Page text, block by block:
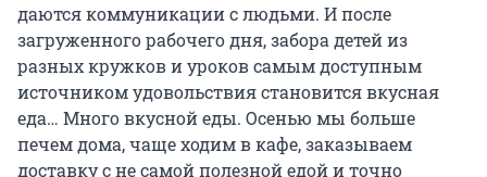
даются коммуникации с людьми. И после
загруженного рабочего дня, забора детей из
разных кружков и уроков самым доступным
источником удовольствия становится вкусная
еда… Много вкусной еды. Осенью мы больше
печем дома, чаще ходим в кафе, заказываем
доставку с не самой полезной едой и точно